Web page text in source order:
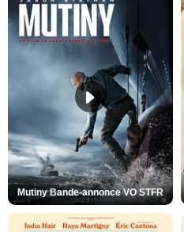
Mutiny Bande-annonce VO STFR